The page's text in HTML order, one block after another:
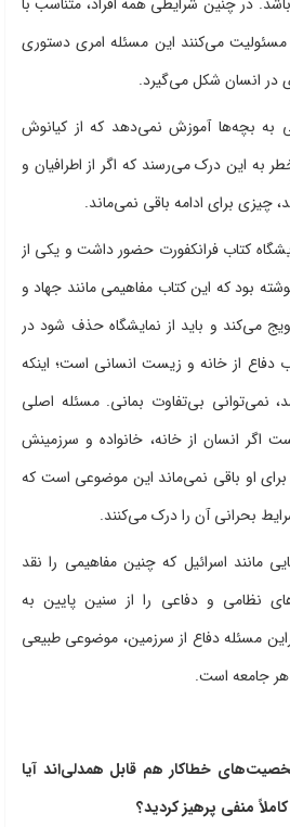
می‌کنند این مسئله امری دستوری
در انسان شکل می‌گیرد.
به بچه‌ها آموزش نمی‌دهد که از کیانوش
به این درک می‌رسند که اگر از اطرافیان و
چیزی برای ادامه باقی نمی‌ماند.
کتاب فرانکفورت حضور داشت و یکی از
بود که این کتاب مفاهیمی مانند جهاد و
می‌کند و باید از نمایشگاه حذف شود در
از خانه و زیست انسانی است؛ اینکه
نمی‌توانی بی‌تفاوت بمانی. مسئله اصلی
اگر انسان از خانه، خانواده و سرزمینش
او باقی نمی‌ماند این موضوعی است که
بحرانی آن را درک می‌کنند.
مانند اسرائیل که چنین مفاهیمی را نقد
نظامی و دفاعی را از سنین پایین به
مسئله دفاع از سرزمین، موضوعی طبیعی
جامعه است.
خطاکار هم قابل همدلی‌اند آیا
منفی پرهیز کردید؟